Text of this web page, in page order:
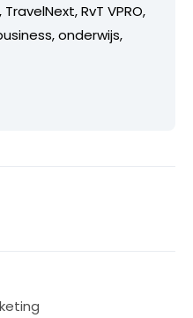
RvT VPRO,
onderwijs,